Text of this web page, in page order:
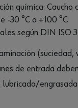
química:
-30 °C a +100 °C
según DIN ISO
de entrada
lubricada/engrasada